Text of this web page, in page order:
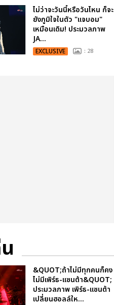
ไม่ว่าจะวันนี้หรือวันไหน ก็จะ
ยังภูมิใจในตัว "แจบอม"
เหมือนเดิม! ประมวลภาพ
JA...
EXCLUSIVE : 28
&QUOT;ถ้าไม่มีทุกคนก็คง
ไม่มีเพิร์ธ-แซนต้า&QUOT;
ประมวลภาพ เพิร์ธ-แซนต้า
เปลี่ยนฮอลล์ให...